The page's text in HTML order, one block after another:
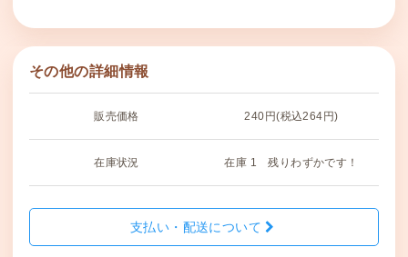
その他の詳細情報
販売価格 240円(税込264円)
在庫状況 在庫 1 残りわずかです！
支払い・配送について